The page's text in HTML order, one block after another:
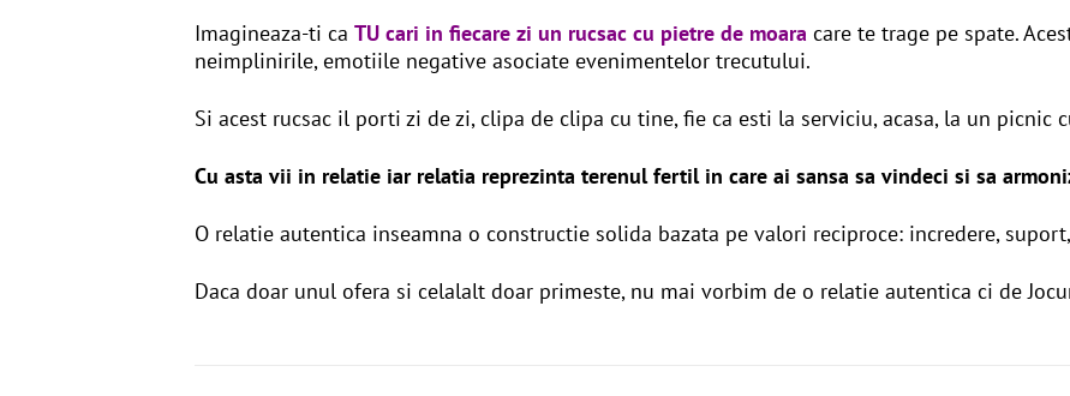
Imagineaza-ti caTU cari in fiecare zi un rucsac cu pietre de moara care te trage pe spate.
neimplinirile, emotiile negative asociate evenimentelor trecutului.
Si acest rucsac il porti zi de zi, clipa de clipa cu tine, fie ca esti la serviciu, acasa, la un picnic
Cu asta vii in relatie iar relatia reprezinta terenul fertil in care ai sansa sa vindeci si sa
O relatie autentica inseamna o constructie solida bazata pe valori reciproce: incredere,
Daca doar unul ofera si celalalt doar primeste, nu mai vorbim de o relatie autentica ci de